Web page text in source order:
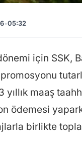
•05:32
için SSK,
maaş
ödemesi
birlikte